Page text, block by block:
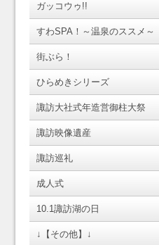
ガッコウゥ!!
すわSPA！～温泉のススメ～
街ぶら！
ひらめきシリーズ
諏訪大社式年造営御柱大祭
諏訪映像遺産
諏訪巡礼
成人式
10.1諏訪湖の日
↓【その他】↓